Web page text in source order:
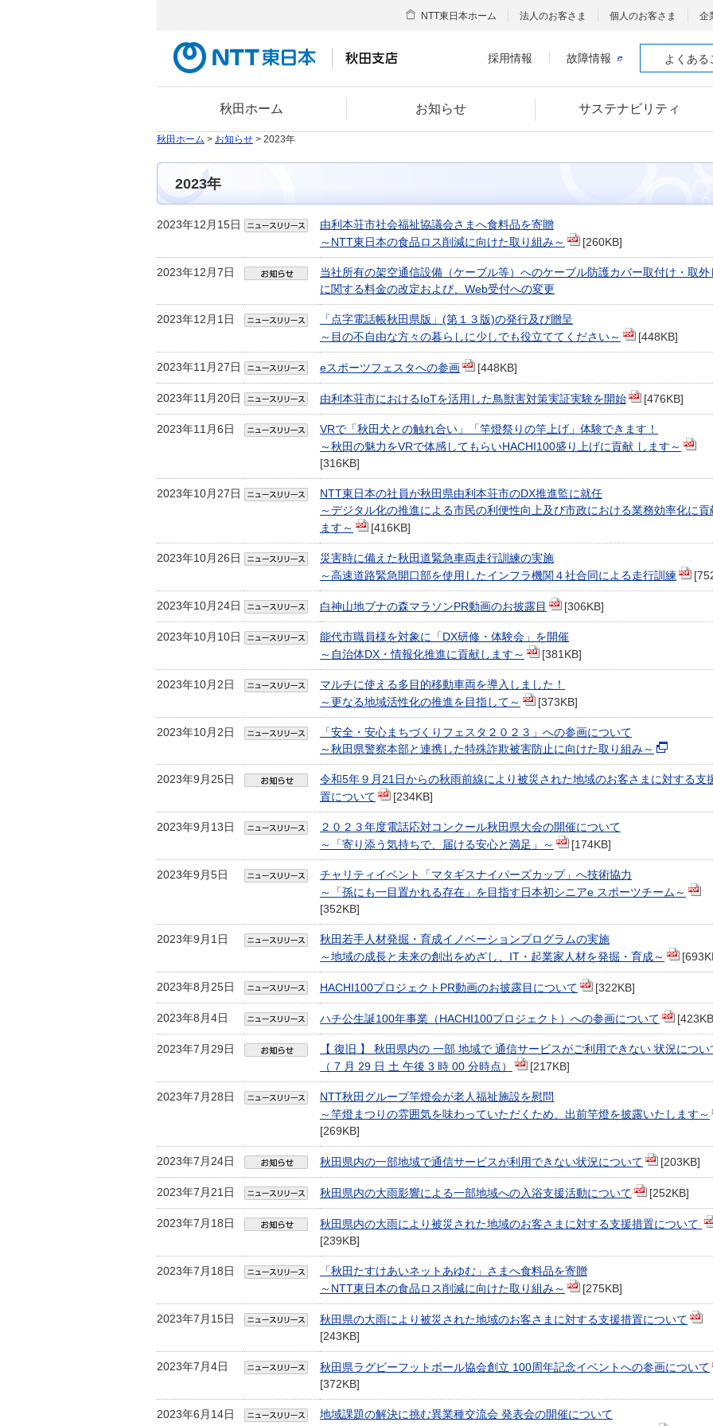
秋田ホーム お知らせ サステナビリティ
NTT東日本ホーム 法人のお客さま 個人のお客さま 企
採用情報 故障情報 よくある
秋田ホーム > お知らせ > 2023年
2023年
2023年12月15日
由利本荘市社会福祉協議会さまへ食料品を寄贈
～NTT東日本の食品ロス削減に向けた取り組み～
[260KB]
2023年12月7日
当社所有の架空通信設備（ケーブル等）へのケーブル防護カバー取付け・取外
に関する料金の改定および、Web受付への変更
2023年12月1日
「点字電話帳秋田県版」(第１３版)の発行及び贈呈
～目の不自由な方々の暮らしに少しでも役立ててください～
[448KB]
2023年11月27日 eスポーツフェスタへの参画 [448KB]
2023年11月20日 由利本荘市におけるIoTを活用した鳥獣害対策実証実験を開始 [476KB]
2023年11月6日
VRで「秋田犬との触れ合い」「竿燈祭りの竿上げ」体験できます！
～秋田の魅力をVRで体感してもらいHACHI100盛り上げに貢献 します～
[316KB]
2023年10月27日
NTT東日本の社員が秋田県由利本荘市のDX推進監に就任
～デジタル化の推進による市民の利便性向上及び市政における業務効率化に貢
ます～
[416KB]
2023年10月26日
災害時に備えた秋田道緊急車両走行訓練の実施
～高速道路緊急開口部を使用したインフラ機関４社合同による走行訓練
2023年10月24日 白神山地ブナの森マラソンPR動画のお披露目 [306KB]
2023年10月10日
能代市職員様を対象に「DX研修・体験会」を開催
～自治体DX・情報化推進に貢献します～
[381KB]
2023年10月2日
マルチに使える多目的移動車両を導入しました！
～更なる地域活性化の推進を目指して～
[373KB]
2023年10月2日
「安全・安心まちづくりフェスタ２０２３」への参画について
～秋田県警察本部と連携した特殊詐欺被害防止に向けた取り組み～
2023年9月25日
令和5年９月21日からの秋雨前線により被災された地域のお客さまに対する支
置について
[234KB]
2023年9月13日
２０２３年度電話応対コンクール秋田県大会の開催について
～「寄り添う気持ちで、届ける安心と満足」～
[174KB]
2023年9月5日
チャリティイベント「マタギスナイパーズカップ」へ技術協力
～「孫にも一目置かれる存在」を目指す日本初シニアe スポーツチーム～
[352KB]
2023年9月1日
秋田若手人材発掘・育成イノベーションプログラムの実施
～地域の成長と未来の創出をめざし、IT・起業家人材を発掘・育成～
2023年8月25日 HACHI100プロジェクトPR動画のお披露目について [322KB]
2023年8月4日 ハチ公生誕100年事業（HACHI100プロジェクト）への参画について
2023年7月29日
【 復旧 】 秋田県内の 一部 地域で 通信サービスがご利用できない 状況につい
（ 7 月 29 日 土 午後 3 時 00 分時点）
[217KB]
2023年7月28日
NTT秋田グループ竿燈会が老人福祉施設を慰問
～竿燈まつりの雰囲気を味わっていただくため、出前竿燈を披露いたします～
[269KB]
2023年7月24日 秋田県内の一部地域で通信サービスが利用できない状況について [203KB]
2023年7月21日 秋田県内の大雨影響による一部地域への入浴支援活動について [252KB]
2023年7月18日
秋田県内の大雨により被災された地域のお客さまに対する支援措置について
[239KB]
2023年7月18日
「秋田たすけあいネットあゆむ」さまへ食料品を寄贈
～NTT東日本の食品ロス削減に向けた取り組み～
[275KB]
2023年7月15日
秋田県の大雨により被災された地域のお客さまに対する支援措置について
[243KB]
2023年7月4日
秋田県ラグビーフットボール協会創立 100周年記念イベントへの参画について
[372KB]
2023年6月14日
地域課題の解決に挑む異業種交流会 発表会の開催について